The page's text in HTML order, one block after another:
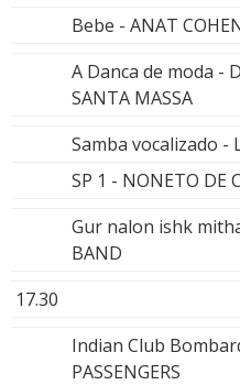
Bebe - ANAT
A Danca de moda -
SANTA MASSA
Samba vocalizado -
SP 1 - NONETO DE
Gur nalon ishk
BAND
17.30
Indian Club
PASSENGERS